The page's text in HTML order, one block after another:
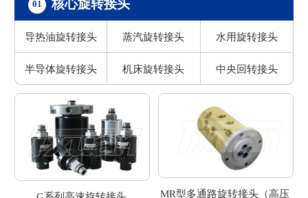
01 核心旋转接头
导热油旋转接头 蒸汽旋转接头 水用旋转接头
半导体旋转接头 机床旋转接头 中央回转接头
MR型多通路旋转接头（高压